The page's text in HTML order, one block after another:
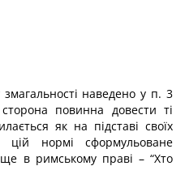
наведено у п. 3
повинна довести ті
як на підставі своїх
нормі сформульоване
в римському праві – “Хто